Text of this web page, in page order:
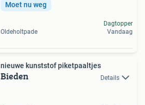
Moet nu weg
Oldeholtpade
Dagtopper
Vandaag
nieuwe kunststof piketpaaltjes
Bieden Details